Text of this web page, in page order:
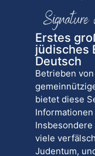
Erstes
jüdisches
Deutsch
Betrieben
bietet diese
viele
Judentum,